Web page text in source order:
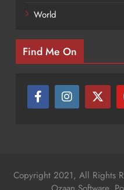
World
Find Me On
Copyright 2021, All Rights